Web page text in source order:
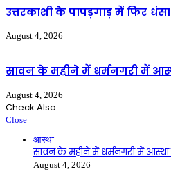
उत्तरकाशी के पापड़गाड़ में फिर धंसा
August 4, 2026
सावन के महीने में धर्मनगरी में
August 4, 2026
Check Also
Close
आस्था
सावन के महीने में धर्मनगरी में
August 4, 2026